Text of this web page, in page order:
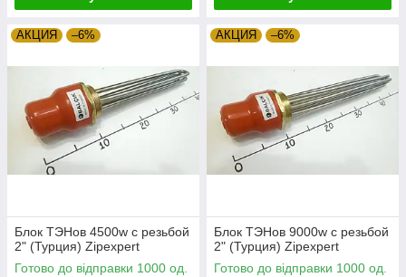
АКЦИЯ –6%
Блок ТЭНов 4500w с резьбой
2" (Турция) Zipexpert
Готово до відправки 1000 од.
АКЦИЯ –6%
Блок ТЭНов 9000w с резьбой
2" (Турция) Zipexpert
Готово до відправки 1000 од.